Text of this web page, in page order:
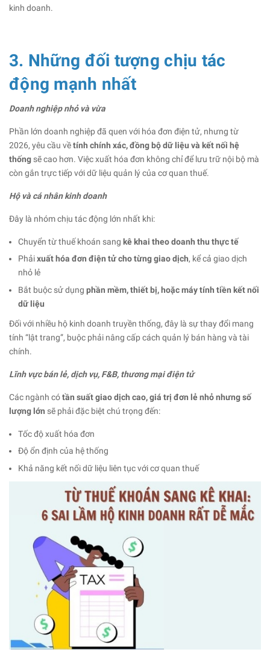
kinh doanh.
3. Những đối tượng chịu tác
động mạnh nhất
Doanh nghiệp nhỏ và vừa
Phần lớn doanh nghiệp đã quen với hóa đơn điện tử, nhưng từ
2026, yêu cầu vềtính chính xác, đồng bộ dữ liệu và kết nối hệ
thốngsẽ cao hơn. Việc xuất hóa đơn không chỉ để lưu trữ nội bộ mà
còn gắn trực tiếp với dữ liệu quản lý của cơ quan thuế.
Hộ và cá nhân kinh doanh
Đây là nhóm chịu tác động lớn nhất khi:
Chuyển từ thuế khoán sang kê khai theo doanh thu thực tế
Phảixuất hóa đơn điện tử cho từng giao dịch, kể cả giao dịch
nhỏ lẻ
Bắt buộc sử dụng phần mềm, thiết bị, hoặc máy tính tiền kết nối
dữ liệu
Đối với nhiều hộ kinh doanh truyền thống, đây là sự thay đổi mang
tính “lật trang”, buộc phải nâng cấp cách quản lý bán hàng và tài
chính.
Lĩnh vực bán lẻ, dịch vụ, F&B, thương mại điện tử
Các ngành cótần suất giao dịch cao, giá trị đơn lẻ nhỏ nhưng số
lượng lớn sẽ phải đặc biệt chú trọng đến:
Tốc độ xuất hóa đơn
Độ ổn định của hệ thống
Khả năng kết nối dữ liệu liên tục với cơ quan thuế